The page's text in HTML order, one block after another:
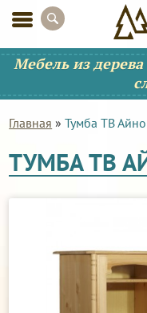
Мебель из
Главная »Тумба ТВ Айно
ТУМБА ТВ